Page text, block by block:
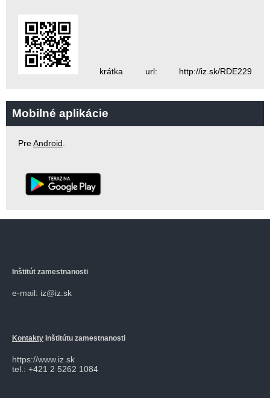
krátka url: http://iz.sk/RDE229
Mobilné aplikácie
PreAndroid.
Inštitút zamestnanosti
e-mail: iz@iz.sk
Kontakty Inštitútu zamestnanosti
https://www.iz.sk
tel.: +421 2 5262 1084